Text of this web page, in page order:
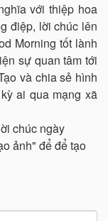
với thiệp hoa
điệp, lời chúc lên
Morning tốt lành
sự quan tâm tới
và chia sẻ hình
ai qua mạng xã
chúc ngày
ảnh" để để tạo